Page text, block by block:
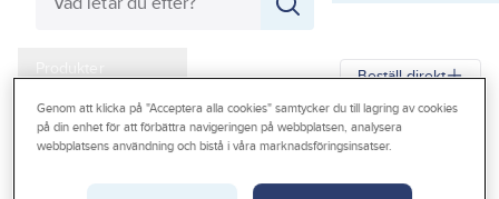
Produkter
Kampanjer
Outlet
Beställ direkt
Gelia Produkter Förbrukningsvaror Biltillbehör Biltillbehör
Genom att klicka på "Acceptera alla cookies" samtycker du till lagring av cookies
på din enhet för att förbättra navigeringen på webbplatsen, analysera
webbplatsens användning och bistå i våra marknadsföringsinsatser.